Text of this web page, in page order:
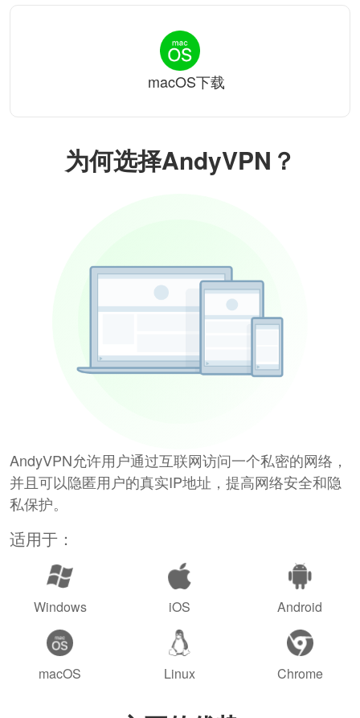
为何选择AndyVPN？
AndyVPN允许用户通过互联网访问一个私密的网络，
并且可以隐匿用户的真实IP地址，提高网络安全和隐
私保护。
适用于：
Windows iOS Android
macOS Linux Chrome
macOS下载